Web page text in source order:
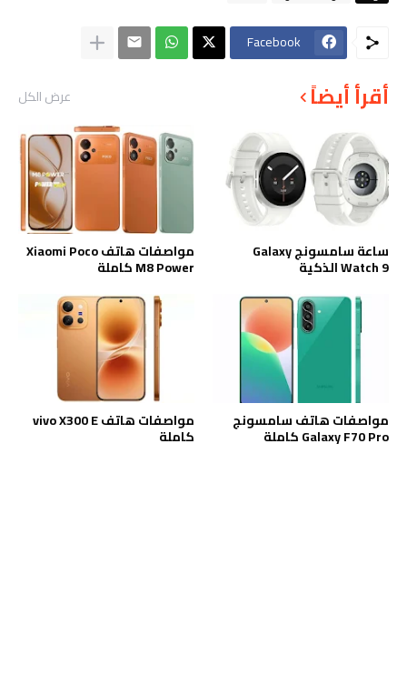
Facebook
أقرأ أيضاً عرض الكل
ساعة سامسونج Galaxy
Watch 9 الذكية
مواصفات هاتف Xiaomi Poco
M8 Power كاملة
مواصفات هاتف سامسونج
Galaxy F70 Pro كاملة
مواصفات هاتف vivo X300 E
كاملة